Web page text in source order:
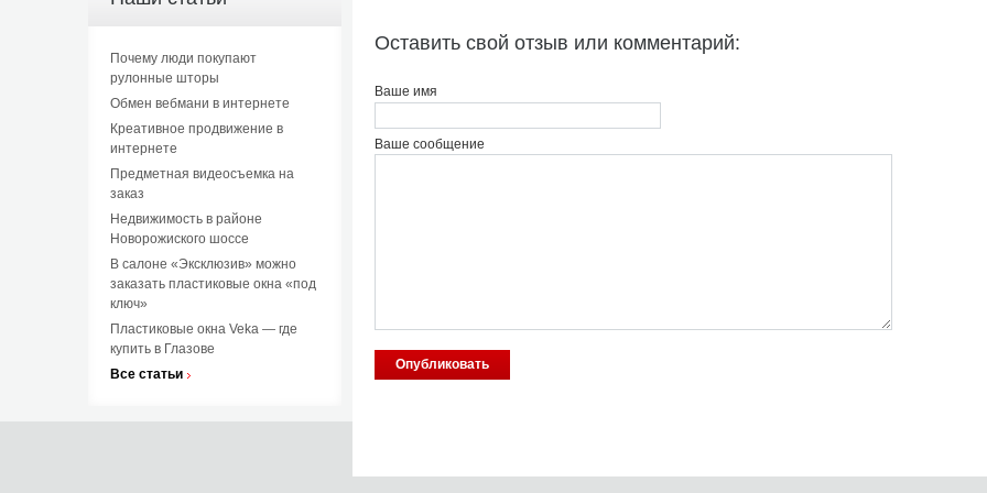
Почему люди покупают
рулонные шторы
Обмен вебмани в интернете
Креативное продвижение в
интернете
Предметная видеосъемка на
заказ
Недвижимость в районе
Новорожиского шоссе
В салоне «Эксклюзив» можно
заказать пластиковые окна «под
ключ»
Пластиковые окна Veka — где
купить в Глазове
Все статьи
Оставить свой отзыв или комментарий:
Ваше имя
Ваше сообщение